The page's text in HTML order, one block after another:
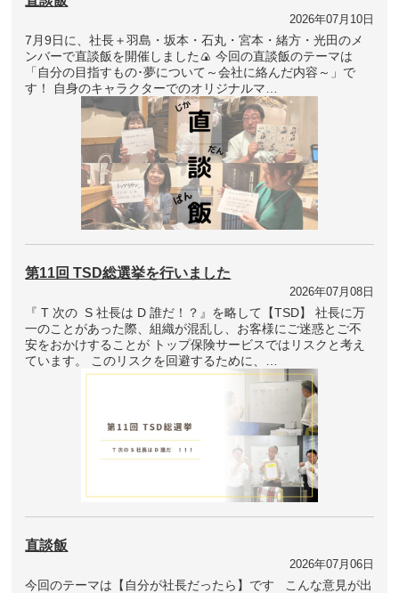
2026年07月10日
7月9日に、社長＋羽島・坂本・石丸・宮本・緒方・光田のメ
ンバーで直談飯を開催しました🍙 今回の直談飯のテーマは
「自分の目指すもの･夢について～会社に絡んだ内容～」で
す！ 自身のキャラクターでのオリジナルマ…
第11回 TSD総選挙を行いました
2026年07月08日
『 T 次の S 社長は D 誰だ！？』を略して【TSD】 社長に万
一のことがあった際、組織が混乱し、お客様にご迷惑とご不
安をおかけすることが トップ保険サービスではリスクと考え
ています。 このリスクを回避するために、…
直談飯
2026年07月06日
今回のテーマは【自分が社長だったら】です こんな意見が出